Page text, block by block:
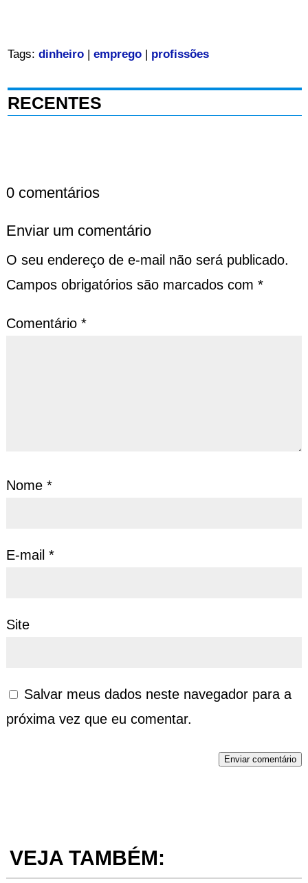
Tags: dinheiro| emprego| profissões
RECENTES
0 comentários
Enviar um comentário
O seu endereço de e-mail não será publicado.
Campos obrigatórios são marcados com *
Comentário *
Nome *
E-mail *
Site
Salvar meus dados neste navegador para a
próxima vez que eu comentar.
Enviar comentário
VEJA TAMBÉM: